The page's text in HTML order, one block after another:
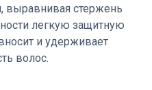
выравнивая стержень
легкую защитную
и удерживает
волос.